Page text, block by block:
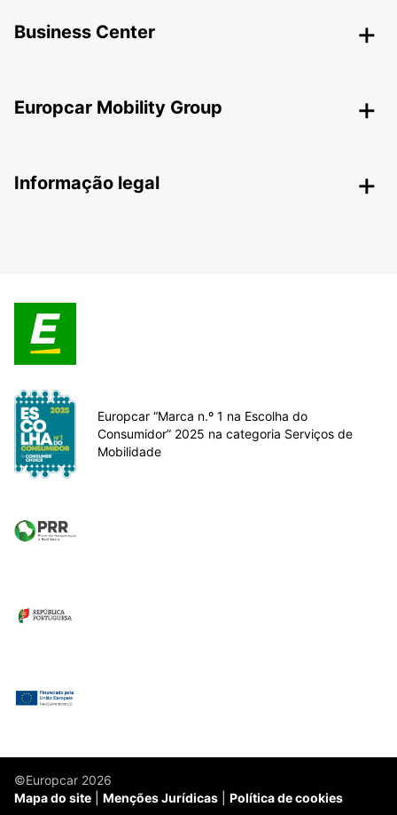
Business Center
Europcar Mobility Group
Informação legal
Europcar “Marca n.º 1 na Escolha do
Consumidor” 2025 na categoria Serviços de
Mobilidade
©Europcar 2026
Mapa do site
Menções Jurídicas Política de cookies